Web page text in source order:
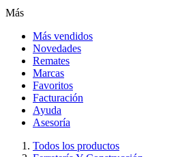
Más
Más vendidos
Novedades
Remates
Marcas
Favoritos
Facturación
Ayuda
Asesoría
Todos los productos